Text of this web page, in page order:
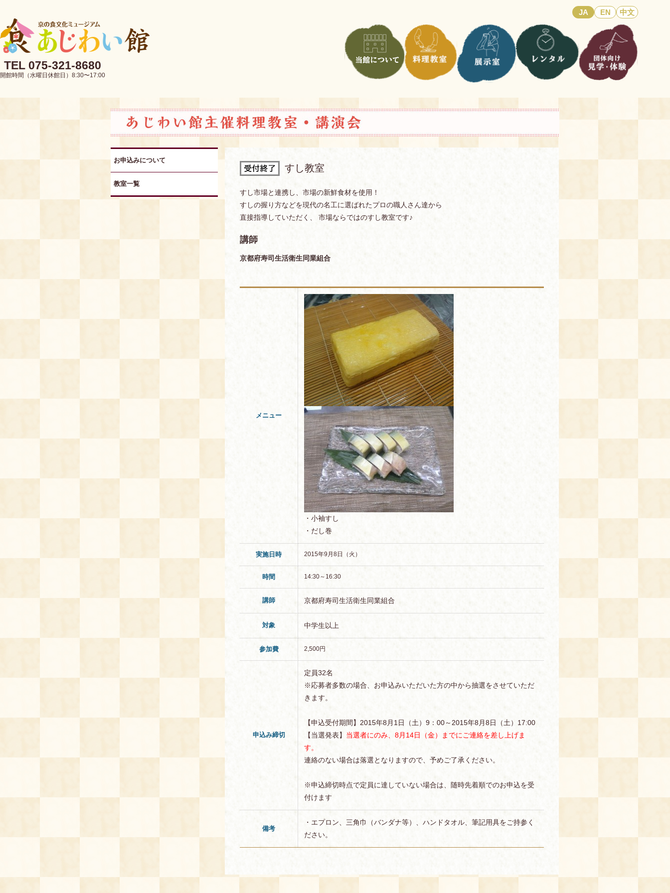
JA EN 中文
TEL 075-321-8680
開館時間（水曜日休館日）8:30〜17:00
お申込みについて
教室一覧
すし教室
すし市場と連携し、市場の新鮮食材を使用！
すしの握り方などを現代の名工に選ばれたプロの職人さん達から
直接指導していただく、 市場ならではのすし教室です♪
講師
京都府寿司生活衛生同業組合
メニュー
・小袖すし
・だし巻
実施日時 2015年9月8日（火）
時間 14:30～16:30
講師 京都府寿司生活衛生同業組合
対象 中学生以上
参加費 2,500円
申込み締切
定員32名
※応募者多数の場合、お申込みいただいた方の中から抽選をさせていただ
きます。
【申込受付期間】2015年8月1日（土）9：00～2015年8月8日（土）17:00
【当選発表】 当選者にのみ、8月14日（金）までにご連絡を差し上げま
す。
連絡のない場合は落選となりますので、予めご了承ください。
※申込締切時点で定員に達していない場合は、随時先着順でのお申込を受
付けます
備考
・エプロン、三角巾（バンダナ等）、ハンドタオル、筆記用具をご持参く
ださい。